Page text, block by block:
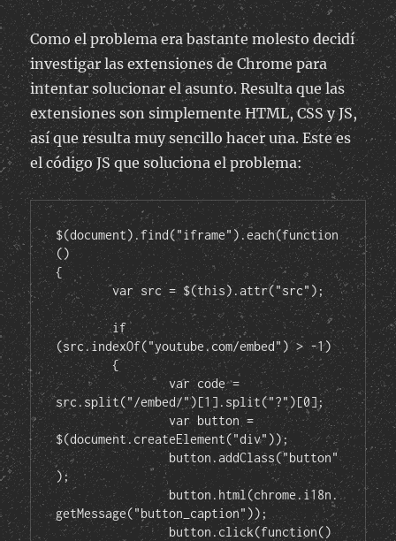
Como el problema era bastante molesto decidí
investigar las extensiones de Chrome para
intentar solucionar el asunto. Resulta que las
extensiones son simplemente HTML, CSS y JS,
así que resulta muy sencillo hacer una. Este es
el código JS que soluciona el problema:
$(document).find("iframe").each(function
()
{
	var src = $(this).attr("src");
	if
(src.indexOf("youtube.com/embed") > -1)
	{
		var code =
src.split("/embed/")[1].split("?")[0];
		var button =
$(document.createElement("div"));
		button.addClass("button"
);
		button.html(chrome.i18n.
getMessage("button_caption"));
		button.click(function()